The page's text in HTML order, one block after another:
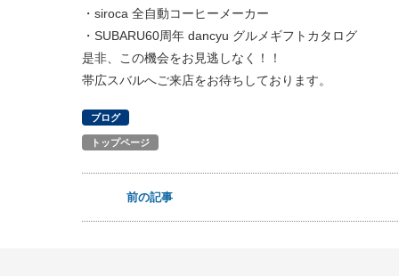
・siroca 全自動コーヒーメーカー
・SUBARU60周年 dancyu グルメギフトカタログ
是非、この機会をお見逃しなく！！
帯広スバルへご来店をお待ちしております。
ブログ
トップページ
前の記事